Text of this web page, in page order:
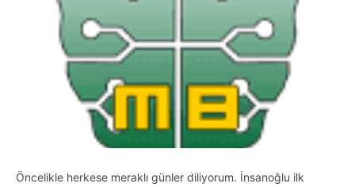
Öncelikle herkese meraklı günler diliyorum. İnsanoğlu ilk